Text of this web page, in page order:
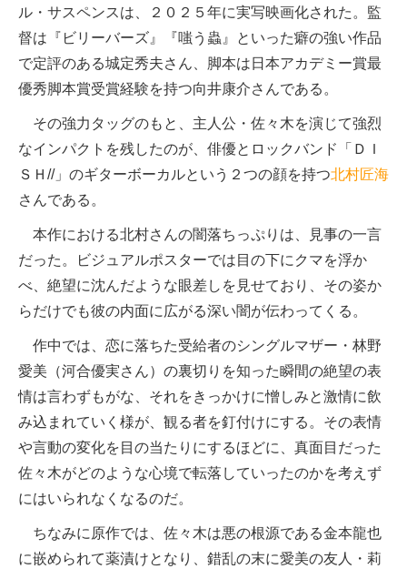
ル・サスペンスは、２０２５年に実写映画化された。監
督は『ビリーバーズ』『嗤う蟲』といった癖の強い作品
で定評のある城定秀夫さん、脚本は日本アカデミー賞最
優秀脚本賞受賞経験を持つ向井康介さんである。
その強力タッグのもと、主人公・佐々木を演じて強烈
なインパクトを残したのが、俳優とロックバンド「ＤＩ
ＳＨ//」のギターボーカルという２つの顔を持つ北村匠海
さんである。
本作における北村さんの闇落ちっぷりは、見事の一言
だった。ビジュアルポスターでは目の下にクマを浮か
べ、絶望に沈んだような眼差しを見せており、その姿か
らだけでも彼の内面に広がる深い闇が伝わってくる。
作中では、恋に落ちた受給者のシングルマザー・林野
愛美（河合優実さん）の裏切りを知った瞬間の絶望の表
情は言わずもがな、それをきっかけに憎しみと激情に飲
み込まれていく様が、観る者を釘付けにする。その表情
や言動の変化を目の当たりにするほどに、真面目だった
佐々木がどのような心境で転落していったのかを考えず
にはいられなくなるのだ。
ちなみに原作では、佐々木は悪の根源である金本龍也
に嵌められて薬漬けとなり、錯乱の末に愛美の友人・莉